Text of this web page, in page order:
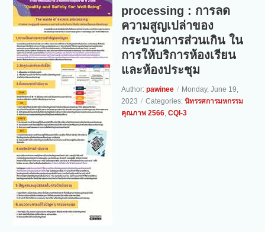
processing : การลด
ความสูญเปล่าของ
กระบวนการส่วนเกิน ใน
การให้บริการห้องเรียน
และห้องประชุม
Author:pawinee / Monday, June 19,
2023 / Categories:นิทรรศการมหกรรม
คุณภาพ 2566,CQI-3